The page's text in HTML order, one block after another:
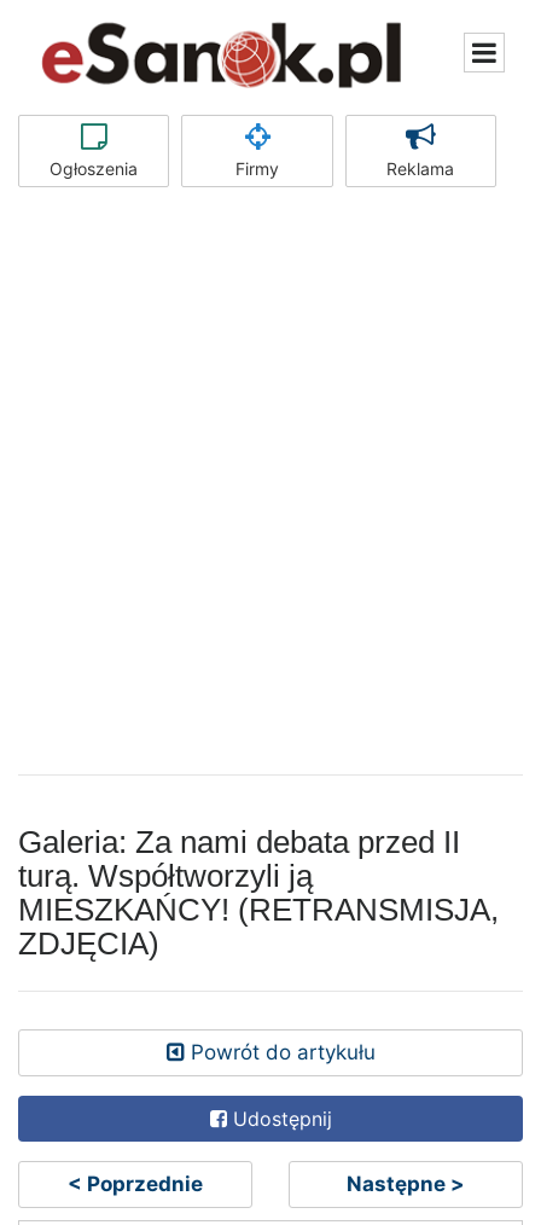
Ogłoszenia Firmy Reklama
Galeria: Za nami debata przed II
turą. Współtworzyli ją
MIESZKAŃCY! (RETRANSMISJA,
ZDJĘCIA)
Powrót do artykułu
Udostępnij
< Poprzednie Następne >